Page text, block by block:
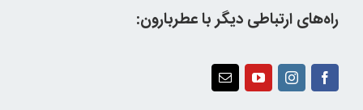
راه‌های ارتباطی دیگر با عطربارون: